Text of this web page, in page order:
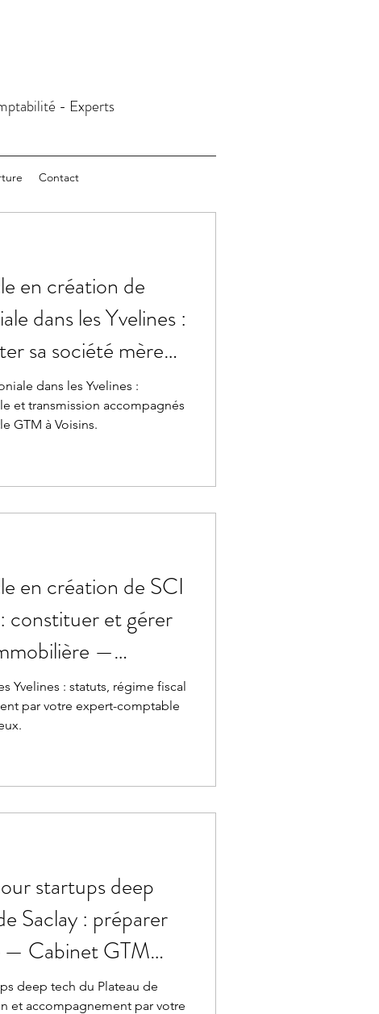
- Experts
Contact
en création de
dans les Yvelines :
sa société mère
le-
dans les Yvelines :
et transmission accompagnés
GTM à Voisins.
en création de SCI
constituer et gérer
—
le-Bretonneux
Yvelines : statuts, régime fiscal
par votre expert-comptable
startups deep
Saclay : préparer
— Cabinet GTM
deep tech du Plateau de
et accompagnement par votre